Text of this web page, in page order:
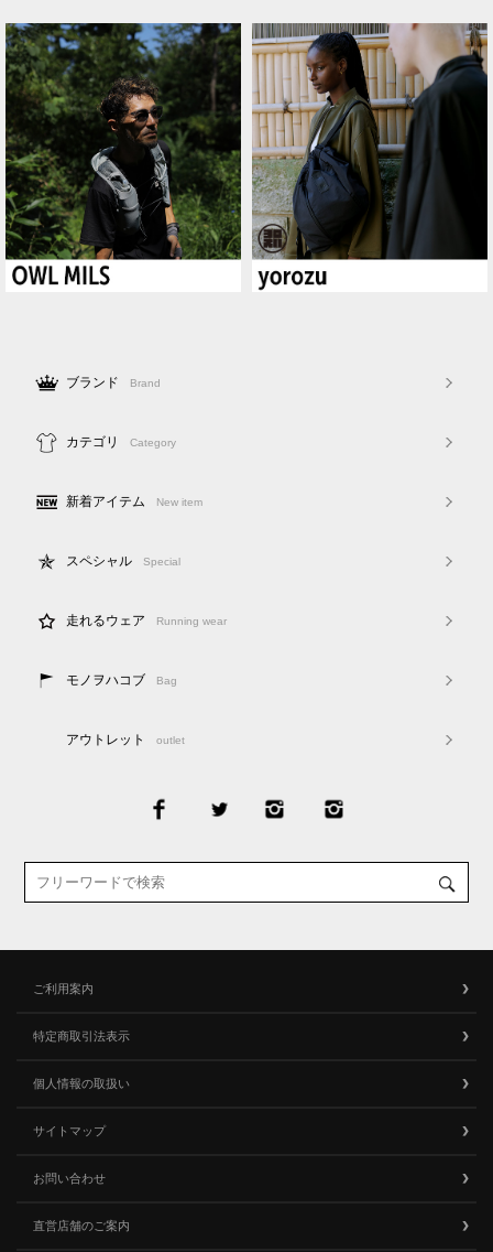
ブランド Brand
カテゴリ Category
新着アイテム New item
スペシャル Special
走れるウェア Running wear
モノヲハコブ Bag
アウトレット outlet
ご利用案内
特定商取引法表示
個人情報の取扱い
サイトマップ
お問い合わせ
直営店舗のご案内